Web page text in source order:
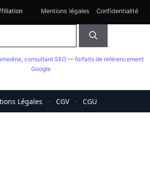
Mentions légales Confidentialité
consultant SEO — forfaits de référencement
Google
Légales · CGV · CGU